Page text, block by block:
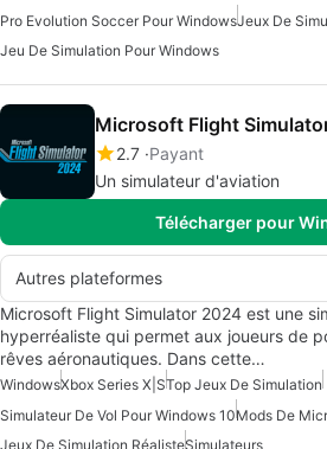
Pro Evolution Soccer Pour WindowsJeux De
Jeu De Simulation Pour Windows
Microsoft Flight
2.7 Payant
Un simulateur d'aviation
Télécharger pour
Autres plateformes
Microsoft Flight Simulator 2024 est une
hyperréaliste qui permet aux joueurs de
rêves aéronautiques. Dans cette…
WindowsXbox Series X|STop Jeux De Simulation
Simulateur De Vol Pour Windows 10Mods De
Jeux De Simulation RéalisteSimulateurs